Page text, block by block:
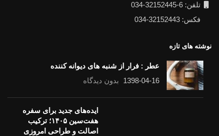
تلفن: 6-32152445-034
فکس: 32152443-034
نوشته های تازه
عطر : فرار از شنبه های دیوانه کننده
1398-04-16
بدون دیدگاه
ایده‌های جدید برای سفره
هفت‌سین ۱۴۰۵؛ ترکیب
اصالت و طراحی امروزی